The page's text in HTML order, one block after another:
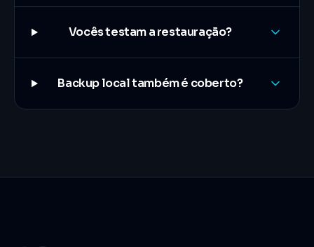
Vocês testam a restauração?
Backup local também é coberto?